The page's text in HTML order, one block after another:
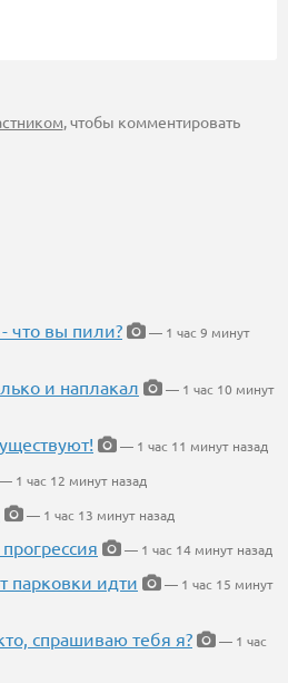
, чтобы комментировать
что вы пили?
— 1 час 9 минут
и наплакал
— 1 час 10 минут
— 1 час 11 минут назад
— 1 час 12 минут назад
— 1 час 13 минут назад
— 1 час 14 минут назад
парковки идти
— 1 час 15 минут
спрашиваю тебя я?
— 1 час